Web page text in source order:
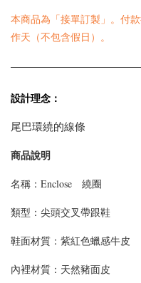
本商品為「接單訂製」。付
作天（不包含假日）。
設計理念：
尾巴環繞的線條
商品說明
名稱：Enclose 繞圈
類型： 尖頭交叉帶跟鞋
鞋面材質：紫紅色蠟感牛皮
內裡材質：天然豬面皮